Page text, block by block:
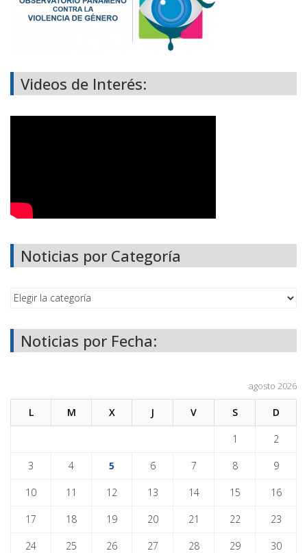
Videos de Interés:
Noticias por Categoría
Noticias por Fecha:
agosto 2026
L M X J V S D
1 2
3 4 5 6 7 8 9
10 11 12 13 14 15 16
17 18 19 20 21 22 23
24 25 26 27 28 29 30